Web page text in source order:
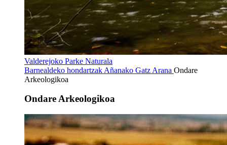
Valderejoko Parke Naturala
Barnealdeko hondartzak Añanako Gatz Arana Ondare
Arkeologikoa
Ondare Arkeologikoa